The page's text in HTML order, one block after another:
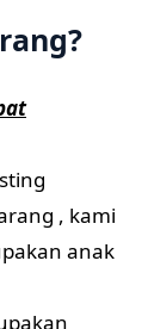
?
, kami
anak